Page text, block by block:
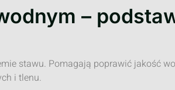
–
stawu. Pomagają poprawić jakość
i tlenu.